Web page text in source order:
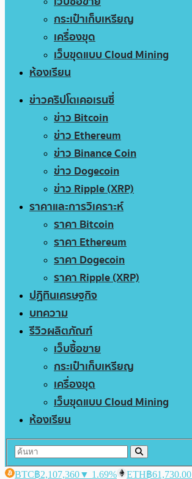
กระเป๋าเก็บเหรียญ
เครื่องขุด
เว็บขุดแบบ Cloud Mining
ห้องเรียน
ข่าวคริปโตเคอเรนซี่
ข่าว Bitcoin
ข่าว Ethereum
ข่าว Binance Coin
ข่าว Dogecoin
ข่าว Ripple (XRP)
ราคาและการวิเคราะห์
ราคา Bitcoin
ราคา Ethereum
ราคา Dogecoin
ราคา Ripple (XRP)
ปฏิทินเศรษฐกิจ
บทความ
รีวิวผลิตภัณฑ์
เว็บซื้อขาย
กระเป๋าเก็บเหรียญ
เครื่องขุด
เว็บขุดแบบ Cloud Mining
ห้องเรียน
BTC฿2,107,360▼ 1.69% ETH฿61,730.00